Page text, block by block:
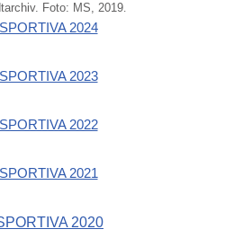
Foto: MS, 2019.
2024
2023
2022
2021
2020